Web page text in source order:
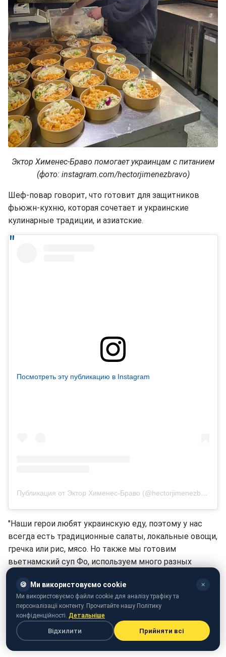
Эктор Хименес-Браво помогает украинцам с питанием
(фото: instagram.com/hectorjimenezbravo)
Шеф-повар говорит, что готовит для защитников
фьюжн-кухню, которая сочетает и украинские
кулинарные традиции, и азиатские.
Посмотреть эту публикацию в Instagram
Публикация от Эктор Хименес-Браво (@hectorjimenezbravo)
"Наши герои любят украинскую еду, поэтому у нас
всегда есть традиционные салаты, локальные овощи,
гречка или рис, мясо. Но также мы готовим
вьетнамский суп Фо, используем много разных
разнообразными", - комментирует Эктор.
"Хочу, чтобы еда заряжала хорошим настроением
наших героев", - добавил повар.
🍪 Ми використовуємо cookie ✕
Ми використовуємо файли cookie для аналізу трафіку та
персоналізації контенту. Прочитайте нашу Політику
конфіденційності. Детальніше
Відхилити Прийняти всі